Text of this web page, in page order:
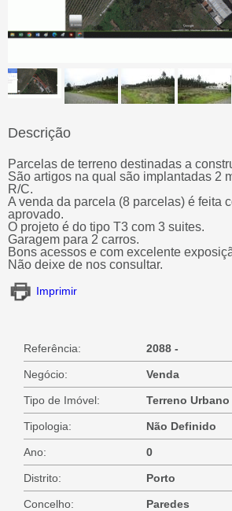
Descrição
Parcelas de terreno destinadas a
São artigos na qual são implantadas 2
R/C.
A venda da parcela (8 parcelas) é feita
aprovado.
O projeto é do tipo T3 com 3 suites.
Garagem para 2 carros.
Bons acessos e com excelente
Não deixe de nos consultar.
Imprimir
Referência: 2088 -
Negócio: Venda
Tipo de Imóvel: Terreno Urbano
Tipologia: Não Definido
Ano: 0
Distrito: Porto
Concelho: Paredes